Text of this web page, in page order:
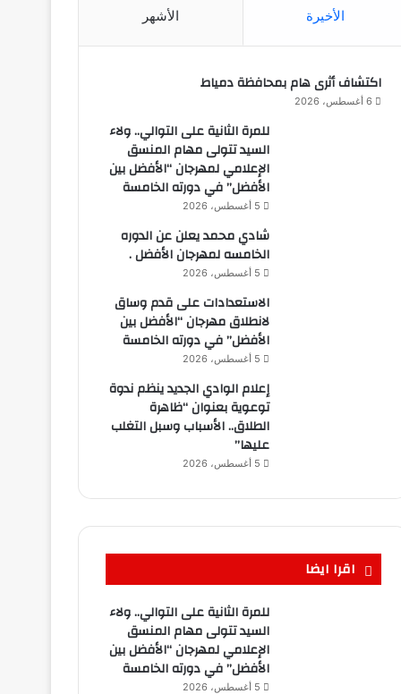
الأخيرة الأشهر
اكتشاف أثرى هام بمحافظة دمياط
6 أغسطس، 2026
للمرة الثانية على التوالي.. ولاء
السيد تتولى مهام المنسق
الإعلامي لمهرجان “الأفضل بين
الأفضل” في دورته الخامسة
5 أغسطس، 2026
شادي محمد يعلن عن الدوره
الخامسه لمهرجان الأفضل .
5 أغسطس، 2026
الاستعدادات على قدم وساق
لانطلاق مهرجان “الأفضل بين
الأفضل” في دورته الخامسة
5 أغسطس، 2026
إعلام الوادي الجديد ينظم ندوة
توعوية بعنوان “ظاهرة
الطلاق.. الأسباب وسبل التغلب
عليها”
5 أغسطس، 2026
اقرا ايضا
للمرة الثانية على التوالي.. ولاء
السيد تتولى مهام المنسق
الإعلامي لمهرجان “الأفضل بين
الأفضل” في دورته الخامسة
5 أغسطس، 2026